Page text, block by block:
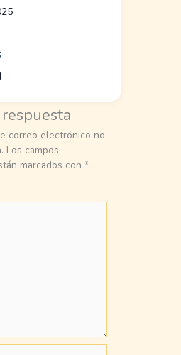
correo electrónico no
Los campos
marcados con *